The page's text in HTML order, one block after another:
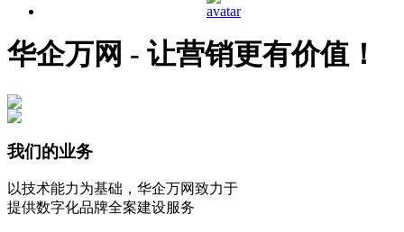
华企万网 - 让营销更有价值！
我们的业务
以技术能力为基础，华企万网致力于
提供数字化品牌全案建设服务